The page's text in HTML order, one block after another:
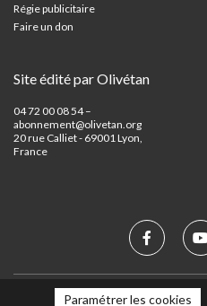
Régie publicitaire
Faire un don
Site édité par Olivétan
04 72 00 08 54 –
abonnement@olivetan.org
20 rue Calliet - 69001 Lyon,
France
Mentions légales
Paramétrer les cookies